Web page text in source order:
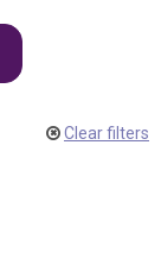
Clear filters